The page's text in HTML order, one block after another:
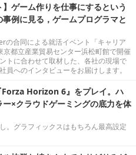
】ゲーム作りを仕事にするという
例に見る，ゲームプログラマと
合同による就活イベント「キャリア
京都立産業貿易センター浜松町館で開催
トに合わせて取材した、各社の現場で
員へのインタビューをお届けします。
Horizon 6』をプレイ。ハ
ー×クラウドゲーミングの底力を体
。グラフィックスはもちろん最高設定